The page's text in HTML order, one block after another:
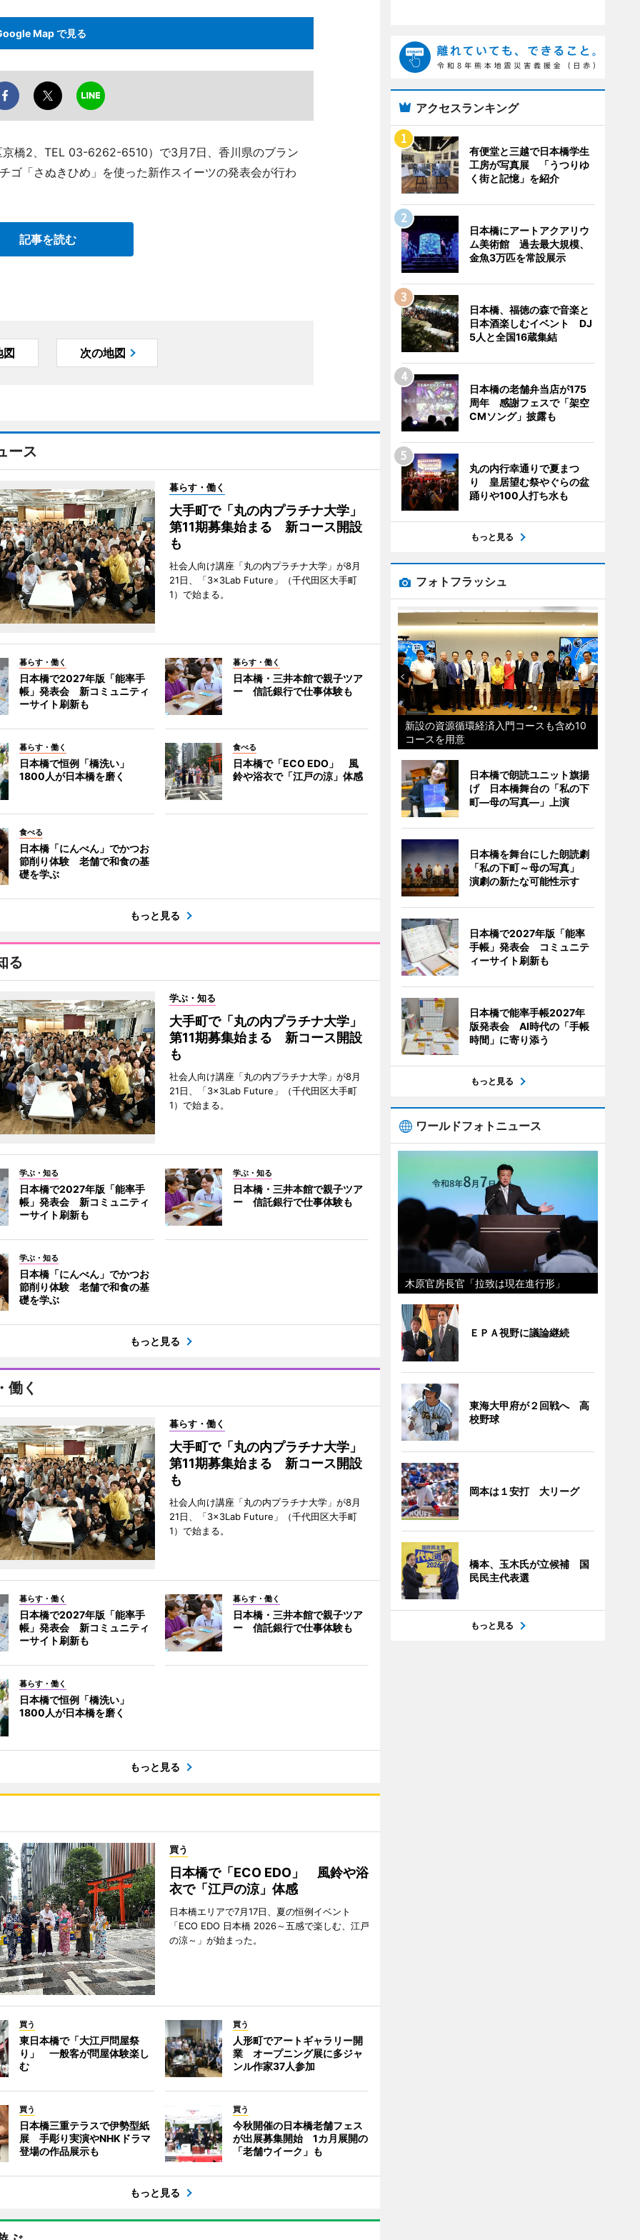
Map で見る
橋2、TEL 03-6262-6510）で3月7日、香川県のブラン
ゴ「さぬきひめ」を使った新作スイーツの発表会が行わ
記事を読む
図 次の地図
ース
暮らす・働く
大手町で「丸の内プラチナ大学」
第11期募集始まる 新コース開設
も
社会人向け講座「丸の内プラチナ大学」が8月
21日、「3×3Lab Future」（千代田区大手町
1）で始まる。
暮らす・働く
日本橋で2027年版「能率手
帳」発表会 新コミュニティ
ーサイト刷新も
暮らす・働く
日本橋・三井本館で親子ツア
ー 信託銀行で仕事体験も
暮らす・働く
日本橋で恒例「橋洗い」
1800人が日本橋を磨く
食べる
日本橋で「ECO EDO」 風
鈴や浴衣で「江戸の涼」体感
食べる
日本橋「にんべん」でかつお
節削り体験 老舗で和食の基
礎を学ぶ
もっと見る
る
学ぶ・知る
大手町で「丸の内プラチナ大学」
第11期募集始まる 新コース開設
も
社会人向け講座「丸の内プラチナ大学」が8月
21日、「3×3Lab Future」（千代田区大手町
1）で始まる。
学ぶ・知る
日本橋で2027年版「能率手
帳」発表会 新コミュニティ
ーサイト刷新も
学ぶ・知る
日本橋・三井本館で親子ツア
ー 信託銀行で仕事体験も
学ぶ・知る
日本橋「にんべん」でかつお
節削り体験 老舗で和食の基
礎を学ぶ
もっと見る
働く
暮らす・働く
大手町で「丸の内プラチナ大学」
第11期募集始まる 新コース開設
も
社会人向け講座「丸の内プラチナ大学」が8月
21日、「3×3Lab Future」（千代田区大手町
1）で始まる。
暮らす・働く
日本橋で2027年版「能率手
帳」発表会 新コミュニティ
ーサイト刷新も
暮らす・働く
日本橋・三井本館で親子ツア
ー 信託銀行で仕事体験も
暮らす・働く
日本橋で恒例「橋洗い」
1800人が日本橋を磨く
もっと見る
買う
日本橋で「ECO EDO」 風鈴や浴
衣で「江戸の涼」体感
日本橋エリアで7月17日、夏の恒例イベント
「ECO EDO 日本橋 2026～五感で楽しむ、江戸
の涼～」が始まった。
買う
東日本橋で「大江戸問屋祭
り」 一般客が問屋体験楽し
む
買う
人形町でアートギャラリー開
業 オープニング展に多ジャ
ンル作家37人参加
買う
日本橋三重テラスで伊勢型紙
展 手彫り実演やNHKドラマ
登場の作品展示も
買う
今秋開催の日本橋老舗フェス
が出展募集開始 1カ月展開の
「老舗ウイーク」も
もっと見る
アクセスランキング
有便堂と三越で日本橋学生
工房が写真展 「うつりゆ
く街と記憶」を紹介
日本橋にアートアクアリウ
ム美術館 過去最大規模、
金魚3万匹を常設展示
日本橋、福徳の森で音楽と
日本酒楽しむイベント DJ
5人と全国16蔵集結
日本橋の老舗弁当店が175
周年 感謝フェスで「架空
CMソング」披露も
丸の内行幸通りで夏まつ
り 皇居望む祭やぐらの盆
踊りや100人打ち水も
もっと見る
フォトフラッシュ
新設の資源循環経済入門コースも含め10
コースを用意
日本橋で朗読ユニット旗揚
げ 日本橋舞台の「私の下
町―母の写真―」上演
日本橋を舞台にした朗読劇
「私の下町～母の写真」
演劇の新たな可能性示す
日本橋で2027年版「能率
手帳」発表会 コミュニテ
ィーサイト刷新も
日本橋で能率手帳2027年
版発表会 AI時代の「手帳
時間」に寄り添う
もっと見る
ワールドフォトニュース
木原官房長官「拉致は現在進行形」
ＥＰＡ視野に議論継続
東海大甲府が２回戦へ 高
校野球
岡本は１安打 大リーグ
橋本、玉木氏が立候補 国
民民主代表選
もっと見る